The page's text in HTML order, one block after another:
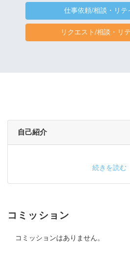
仕事依頼/相談・リテ
リクエスト/相談・リ
自己紹介
続きを読む
コミッション
コミッションはありません。